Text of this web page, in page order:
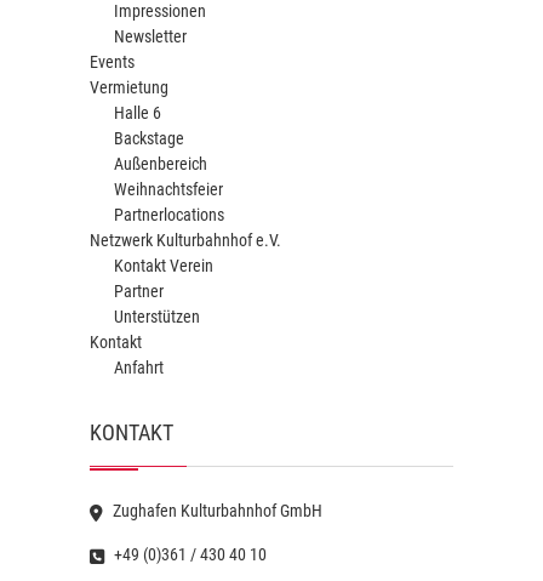
Impressionen
Newsletter
Events
Vermietung
Halle 6
Backstage
Außenbereich
Weihnachtsfeier
Partnerlocations
Netzwerk Kulturbahnhof e.V.
Kontakt Verein
Partner
Unterstützen
Kontakt
Anfahrt
KONTAKT
Zughafen Kulturbahnhof GmbH
+49 (0)361 / 430 40 10